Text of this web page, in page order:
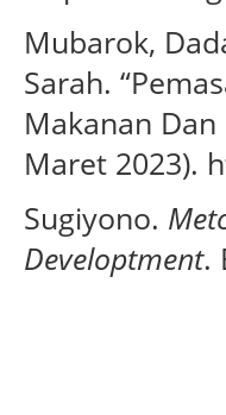
Mubarok,
Sarah.
Makanan
Maret 2023).
Sugiyono.
Developtment.